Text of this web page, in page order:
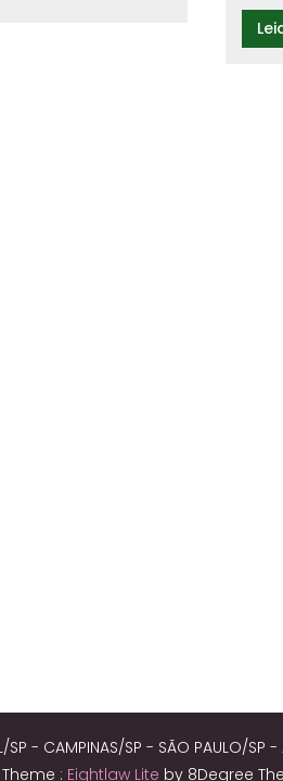
SP - CAMPINAS/SP - SÃO
: Eightlaw Lite by 8Degree